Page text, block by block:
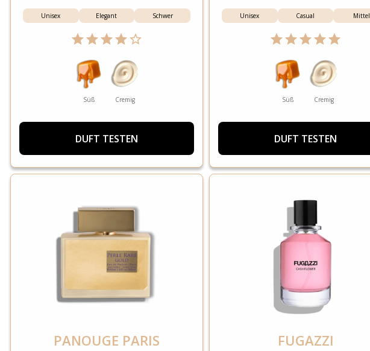
Unisex Elegant Schwer
Süß Cremig
DUFT TESTEN
Unisex Casual Mittel
Süß Cremig
DUFT TESTEN
PANOUGE PARIS FUGAZZI